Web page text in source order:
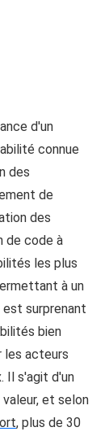
d'un
connue
des
de
des
de code à
les plus
à un
surprenant
bien
les acteurs
Il s'agit d'un
et selon
, plus de 30